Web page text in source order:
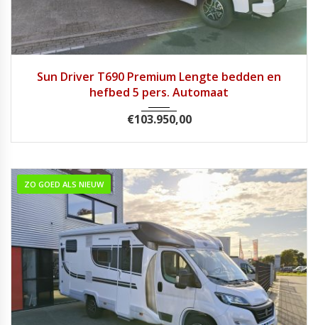
Sun Driver T690 Premium Lengte bedden en
hefbed 5 pers. Automaat
€103.950,00
ZO GOED ALS NIEUW